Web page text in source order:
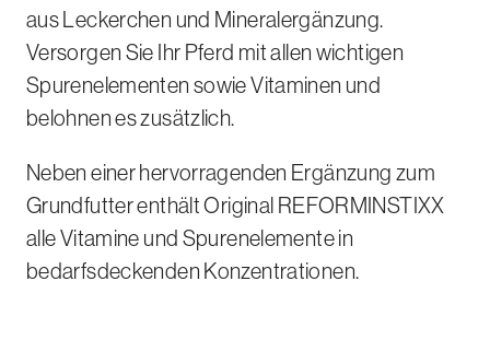
aus Leckerchen und Mineralergänzung.
Versorgen Sie Ihr Pferd mit allen wichtigen
Spurenelementen sowie Vitaminen und
belohnen es zusätzlich.
Neben einer hervorragenden Ergänzung zum
Grundfutter enthält Original REFORMINSTIXX
alle Vitamine und Spurenelemente in
bedarfsdeckenden Konzentrationen.